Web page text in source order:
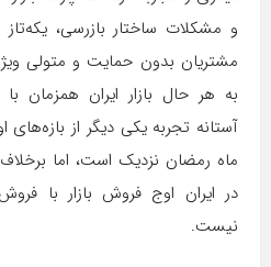
و مشکلات ساختار بازرسی،
مشتریان بدون حمایت و متولی
به هر حال بازار ایران همزمان
آستانه تجربه یکی دیگر از
ماه رمضان نزدیک است، اما
در ایران اوج فروش بازار با
نیست.